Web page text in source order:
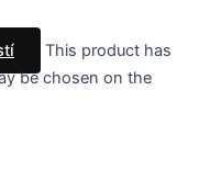
This product has
be chosen on the